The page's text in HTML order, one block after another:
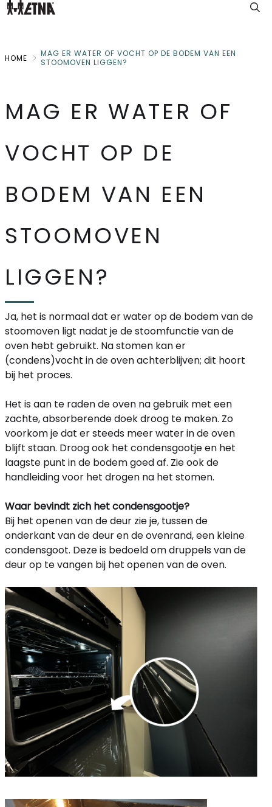
Skip
HOME
MAG ER WATER OF VOCHT OP DE BODEM VAN EEN
STOOMOVEN LIGGEN?
MAG ER WATER OF
VOCHT OP DE
BODEM VAN EEN
STOOMOVEN
LIGGEN?
Ja, het is normaal dat er water op de bodem van de
stoomoven ligt nadat je de stoomfunctie van de
oven hebt gebruikt. Na stomen kan er
(condens)vocht in de oven achterblijven; dit hoort
bij het proces.
Het is aan te raden de oven na gebruik met een
zachte, absorberende doek droog te maken. Zo
voorkom je dat er steeds meer water in de oven
blijft staan. Droog ook het condensgootje en het
laagste punt in de bodem goed af. Zie ook de
handleiding voor het drogen na het stomen.
Waar bevindt zich het condensgootje?
Bij het openen van de deur zie je, tussen de
onderkant van de deur en de ovenrand, een kleine
condensgoot. Deze is bedoeld om druppels van de
deur op te vangen bij het openen van de oven.